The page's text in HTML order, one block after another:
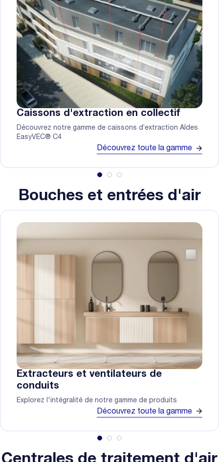
Caissons d'extraction en collectif
Découvrez notre gamme de caissons d’extraction Aldes
EasyVEC® C4
Découvrez toute la gamme
Bouches et entrées d'air
Extracteurs et ventilateurs de
conduits
Explorez l'intégralité de notre gamme de produits
Découvrez toute la gamme